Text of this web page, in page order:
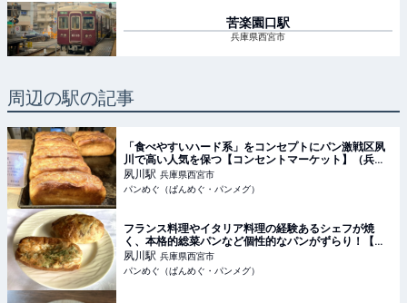
苦楽園口駅
兵庫県西宮市
周辺の駅の記事
「食べやすいハード系」をコンセプトにパン激戦区夙
川で高い人気を保つ【コンセントマーケット】（兵庫
県・西宮市）
夙川駅 兵庫県西宮市
パンめぐ（ぱんめぐ・パンメグ）
フランス料理やイタリア料理の経験あるシェフが焼
く、本格的総菜パンなど個性的なパンがずらり！【ブ
ーランジェリーミヤナガ】（兵庫県・西宮市）
夙川駅 兵庫県西宮市
パンめぐ（ぱんめぐ・パンメグ）